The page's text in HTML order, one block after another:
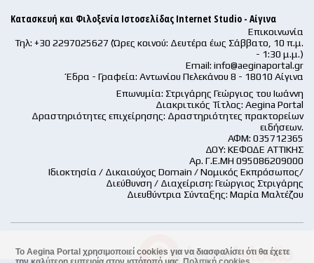
Το Aegina Portal χρησιμοποιεί cookies για να διασφαλίσει ότι θα έχετε
Κατασκευή και Φιλοξενία Ιστοσελίδας Internet Studio - Αίγινα
Επικοινωνία
Τηλ: +30 2297025627 (Ώρες κοινού: Δευτέρα έως Σάββατο, 10 π.μ.
- 1:30 μ.μ.)
Email: info@aeginaportal.gr
Έδρα - Γραφεία: Αντωνίου Πελεκάνου 8 - 18010 Αίγινα
Επωνυμία: Στριγάρης Γεώργιος του Ιωάννη
Διακριτικός Τίτλος: Aegina Portal
Δραστηριότητες επιχείρησης: Δραστηριότητες πρακτορείων
ειδήσεων.
ΑΦΜ: 035712365
ΔΟΥ: ΚΕΦΟΔΕ ΑΤΤΙΚΗΣ
Αρ. Γ.Ε.ΜΗ 095086209000
Ιδιοκτησία / Δικαιούχος Domain / Νομικός Εκπρόσωπος/
Διεύθυνση / Διαχείριση: Γεώργιος Στριγάρης
Διευθύντρια Σύνταξης: Μαρία Μαλτέζου